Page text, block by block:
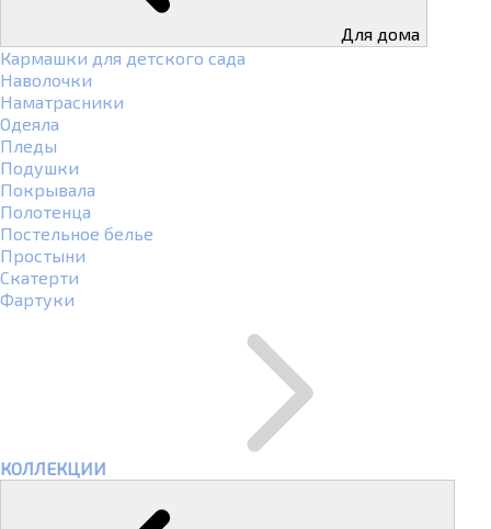
Для дома
Кармашки для детского сада
Наволочки
Наматрасники
Одеяла
Пледы
Подушки
Покрывала
Полотенца
Постельное белье
Простыни
Скатерти
Фартуки
КОЛЛЕКЦИИ